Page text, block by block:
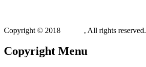
Copyright © 2018 , All rights reserved.
Copyright Menu